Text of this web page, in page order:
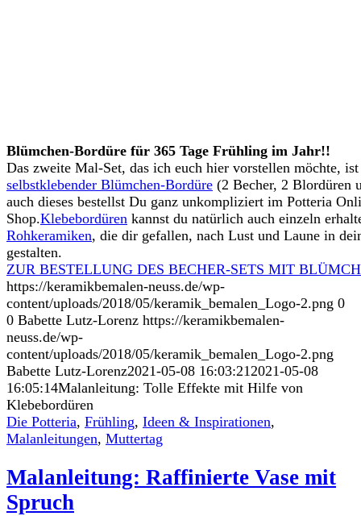
Blümchen-Bordüre für 365 Tage Frühling im Jahr!!
Das zweite Mal-Set, das ich euch hier vorstellen möchte,
selbstklebender Blümchen-Bordüre (2 Becher, 2 Blordüren
auch dieses bestellst Du ganz unkompliziert im Potteria
Shop.Klebebordüren kannst du natürlich auch einzeln
Rohkeramiken, die dir gefallen, nach Lust und Laune in
gestalten.
ZUR BESTELLUNG DES BECHER-SETS MIT
https://keramikbemalen-neuss.de/wp-
content/uploads/2018/05/keramik_bemalen_Logo-2.png 0
0 Babette Lutz-Lorenz https://keramikbemalen-
neuss.de/wp-
content/uploads/2018/05/keramik_bemalen_Logo-2.png
Babette Lutz-Lorenz2021-05-08 16:03:21 2021-05-08
16:05:14Malanleitung: Tolle Effekte mit Hilfe von
Klebebordüren
Die Potteria, Frühling, Ideen & Inspirationen,
Malanleitungen, Muttertag
Malanleitung: Raffinierte Vase mit
Spruch